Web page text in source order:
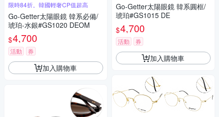
限時84折。韓國輕奢CP值超高
Go-Getter太陽眼鏡 韓系必備/
琥珀-水銀#GS1020 DEOM
$4,700
活動 券
加入購物車
Go-Getter太陽眼鏡 韓系圓框/
琥珀#GS1015 DE
$4,700
活動 券
加入購物車